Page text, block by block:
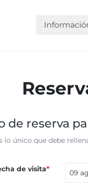
de reserva
lo único que debe
de visita*